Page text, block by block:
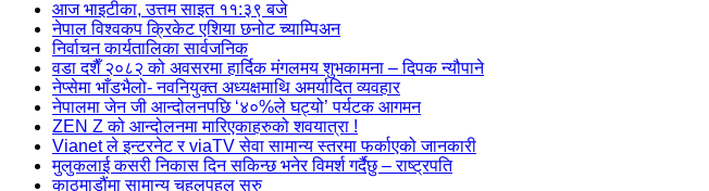
आज भाइटीका, उत्तम साइत ११:३९ बजे
नेपाल विश्वकप क्रिकेट एशिया छनोट च्याम्पिअन
निर्वाचन कार्यतालिका सार्वजनिक
वडा दशैँ २०८२ को अवसरमा हार्दिक मंगलमय शुभकामना – दिपक न्यौपाने
नेप्सेमा भाँडभैलो- नवनियुक्त अध्यक्षमाथि अमर्यादित व्यवहार
नेपालमा जेन जी आन्दोलनपछि ‘४०%ले घट्यो’ पर्यटक आगमन
ZEN Z को आन्दोलनमा मारिएकाहरुको शवयात्रा !
Vianet ले इन्टरनेट र viaTV सेवा सामान्य स्तरमा फर्काएको जानकारी
मुलुकलाई कसरी निकास दिन सकिन्छ भनेर विमर्श गर्दैछु – राष्ट्रपति
काठमाडौंमा सामान्य चहलपहल सुरु